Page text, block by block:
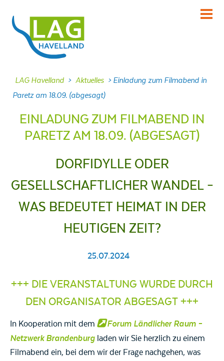
KENNENLERNEN
INFORMIEREN
Aktuelles
Projekte
DABEI SEIN
Dokumente
FRAGEN
LAG Havelland > Aktuelles > Einladung zum Filmabend in
Paretz am 18.09. (abgesagt)
EINLADUNG ZUM FILMABEND IN
PARETZ AM 18.09. (ABGESAGT)
DORFIDYLLE ODER
GESELLSCHAFTLICHER WANDEL –
WAS BEDEUTET HEIMAT IN DER
HEUTIGEN ZEIT?
25.07.2024
+++ DIE VERANSTALTUNG WURDE DURCH
DEN ORGANISATOR ABGESAGT +++
In Kooperation mit dem
Forum Ländlicher Raum –
Netzwerk Brandenburg laden wir Sie herzlich zu einem
Filmabend ein, bei dem wir der Frage nachgehen, was